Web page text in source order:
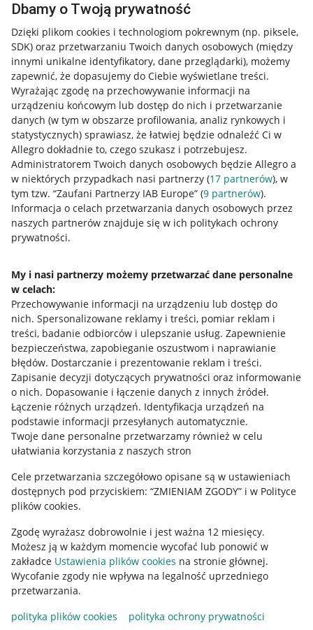
Dbamy o Twoją prywatność
Dzięki plikom cookies i technologiom pokrewnym (np. piksele,
SDK) oraz przetwarzaniu Twoich danych osobowych (między
innymi unikalne identyfikatory, dane przeglądarki), możemy
zapewnić, że dopasujemy do Ciebie wyświetlane treści.
Wyrażając zgodę na przechowywanie informacji na
urządzeniu końcowym lub dostęp do nich i przetwarzanie
danych (w tym w obszarze profilowania, analiz rynkowych i
statystycznych) sprawiasz, że łatwiej będzie odnaleźć Ci w
Allegro dokładnie to, czego szukasz i potrzebujesz.
Administratorem Twoich danych osobowych będzie Allegro a
w niektórych przypadkach nasi partnerzy (17 partnerów), w
tym tzw. “Zaufani Partnerzy IAB Europe” (9 partnerów).
Informacja o celach przetwarzania danych osobowych przez
naszych partnerów znajduje się w ich politykach ochrony
prywatności.
My i nasi partnerzy możemy przetwarzać dane personalne
w celach:
Przechowywanie informacji na urządzeniu lub dostęp do
nich. Spersonalizowane reklamy i treści, pomiar reklam i
treści, badanie odbiorców i ulepszanie usług. Zapewnienie
bezpieczeństwa, zapobieganie oszustwom i naprawianie
błędów. Dostarczanie i prezentowanie reklam i treści.
Zapisanie decyzji dotyczących prywatności oraz informowanie
o nich. Dopasowanie i łączenie danych z innych źródeł.
Łączenie różnych urządzeń. Identyfikacja urządzeń na
podstawie informacji przesyłanych automatycznie.
Twoje dane personalne przetwarzamy również w celu
ułatwiania korzystania z naszych stron
Cele przetwarzania szczegółowo opisane są w ustawieniach
dostępnych pod przyciskiem: “ZMIENIAM ZGODY” i w Polityce
plików cookies.
Zgodę wyrażasz dobrowolnie i jest ważna 12 miesięcy.
Możesz ją w każdym momencie wycofać lub ponowić w
zakładce Ustawienia plików cookies na stronie głównej.
Wycofanie zgody nie wpływa na legalność uprzedniego
przetwarzania.
polityka plików cookies
polityka ochrony prywatności
Przydatne informacje
Jak to działa
Allegro Gadane dla sprzedających
Allegro Gadane dla kupujących
Mapa miejscowości
Informacje prawne
Regulamin
Polityka plików "cookies"
Ustawienia plików "cookies"
Udostępnianie lokalizacji
Informacje dla Aktu o Usługach Cyfrowych
Pobierz aplikację